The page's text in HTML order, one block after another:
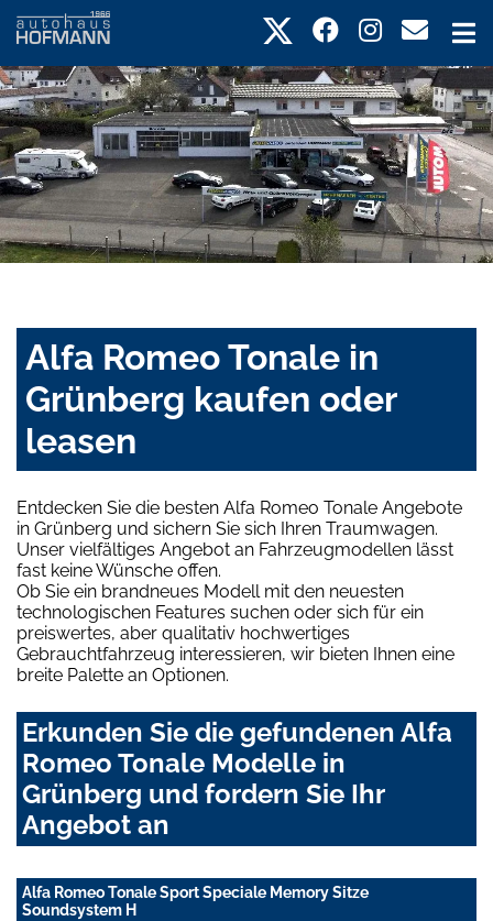
Alfa Romeo Tonale in
Grünberg kaufen oder
leasen
Entdecken Sie die besten Alfa Romeo Tonale Angebote
in Grünberg und sichern Sie sich Ihren Traumwagen.
Unser vielfältiges Angebot an Fahrzeugmodellen lässt
fast keine Wünsche offen.
Ob Sie ein brandneues Modell mit den neuesten
technologischen Features suchen oder sich für ein
preiswertes, aber qualitativ hochwertiges
Gebrauchtfahrzeug interessieren, wir bieten Ihnen eine
breite Palette an Optionen.
Erkunden Sie die gefundenen Alfa
Romeo Tonale Modelle in
Grünberg und fordern Sie Ihr
Angebot an
Alfa Romeo Tonale Sport Speciale Memory Sitze
Soundsystem H